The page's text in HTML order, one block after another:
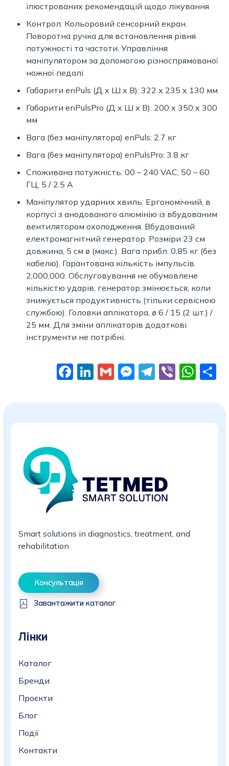
ілюстрованих рекомендацій щодо лікування
Контрол: Кольоровий сенсорний екран.
Поворотна ручка для встановлення рівня
потужності та частоти. Управління
маніпулятором за допомогою різноспрямованої
ножної педалі
Габарити enPuls (Д х Ш х В): 322 x 235 x 130 мм
Габарити enPulsPro (Д х Ш х В): 200 x 350 x 300
мм
Вага (без маніпулятора) enPuls: 2.7 кг
Вага (без маніпулятора) enPulsPro: 3.8 кг
Споживана потужність: 00 – 240 VAC, 50 – 60
ГЦ, 5 / 2.5 A
Маніпулятор ударних хвиль: Ергономічний, в
корпусі з анодованого алюмінію із вбудованим
вентилятором охолодження. Вбудований
електромагнітний генератор. Розміри 23 см
довжина, 5 см ø (макс.). Вага прибл. 0,85 кг (без
кабелю). Гарантована кількість імпульсів
2,000,000. Обслуговування не обумовлене
кількістю ударів; генератор змінюється, коли
знижується продуктивність (тільки сервісною
службою). Головки аплікатора, ø 6 / 15 (2 шт.) /
25 мм. Для зміни аплікаторів додаткові
інструменти не потрібні.
Facebook
LinkedIn
GmailMessenger
Telegram
Viber
Smart solutions in diagnostics, treatment, and
rehabilitation
Консультація
Завантажити каталог
Лінки
Каталог
Бренди
Проєкти
Блог
Події
Контакти